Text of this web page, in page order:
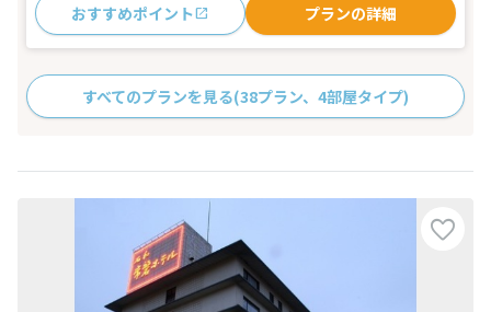
おすすめポイント プランの詳細
すべてのプランを見る(38プラン、4部屋タイプ)